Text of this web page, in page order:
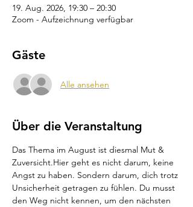
19. Aug. 2026, 19:30 – 20:30
Zoom - Aufzeichnung verfügbar
Gäste
Alle ansehen
Über die Veranstaltung
Das Thema im August ist diesmal Mut &
Zuversicht.Hier geht es nicht darum, keine
Angst zu haben. Sondern darum, dich trotz
Unsicherheit getragen zu fühlen. Du musst
den Weg nicht kennen, um den nächsten